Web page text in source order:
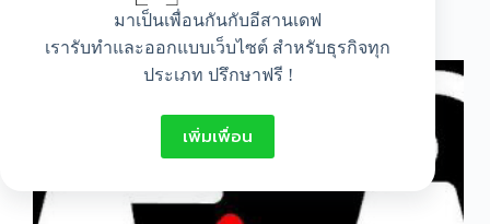
มาเป็นเพื่อนกันกับอีสานเดฟ
เรารับทำและออกแบบเว็บไซต์ สำหรับธุรกิจทุก
ประเภท ปรึกษาฟรี !
เพิ่มเพื่อน
วิธีตัดใจจากคนรัก